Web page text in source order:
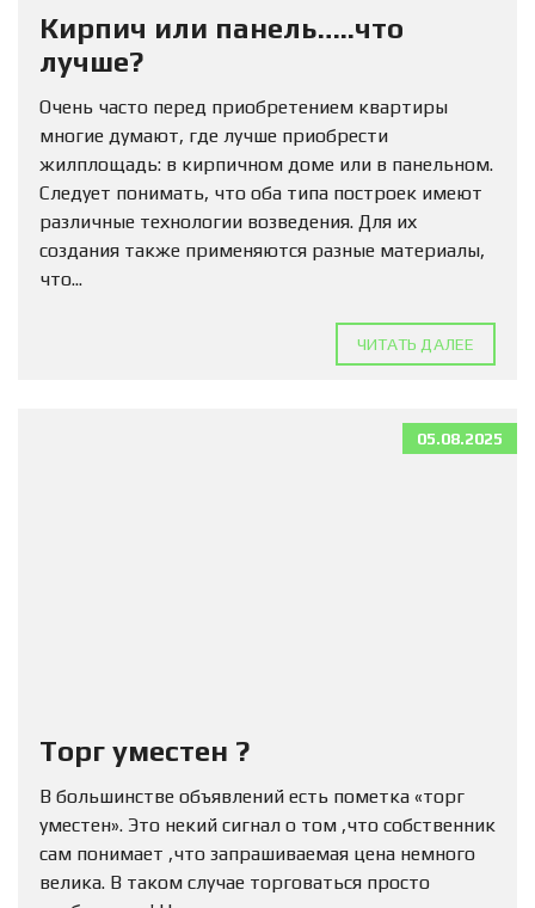
Кирпич или панель…..что
лучше?
Очень часто перед приобретением квартиры
многие думают, где лучше приобрести
жилплощадь: в кирпичном доме или в панельном.
Следует понимать, что оба типа построек имеют
различные технологии возведения. Для их
создания также применяются разные материалы,
что...
ЧИТАТЬ ДАЛЕЕ
05.08.2025
Торг уместен ?
В большинстве объявлений есть пометка «торг
уместен». Это некий сигнал о том ,что собственник
сам понимает ,что запрашиваемая цена немного
велика. В таком случае торговаться просто